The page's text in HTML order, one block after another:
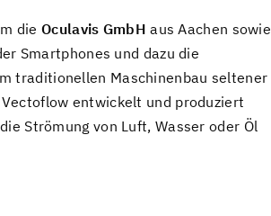
dieOculavis GmbH aus Aachen sowie
Smartphones und dazu die
traditionellen Maschinenbau seltener
entwickelt und produziert
Strömung von Luft, Wasser oder Öl